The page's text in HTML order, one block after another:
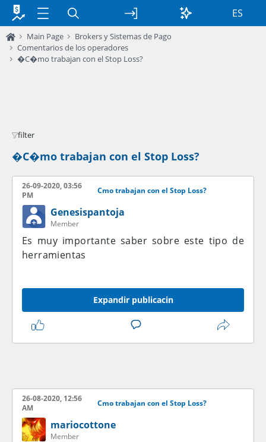
ES
Main Page
Brokers y Sistemas de Pago
Comentarios de los operadores
�C�mo trabajan con el Stop Loss?
filter
�C�mo trabajan con el Stop Loss?
26-09-2020, 03:56
PM
Cmo trabajan con el Stop Loss?
Genesispantoja
Member
Es muy importante saber sobre este tipo de
herramientas
Expandir publicacin
26-08-2020, 12:56
AM
Cmo trabajan con el Stop Loss?
mariocottone
Member